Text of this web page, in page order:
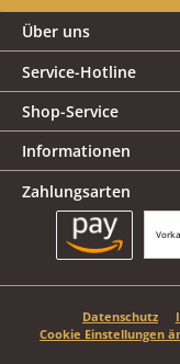
Über uns
Service-Hotline
Shop-Service
Informationen
Zahlungsarten
Datenschutz
Cookie Einstellungen